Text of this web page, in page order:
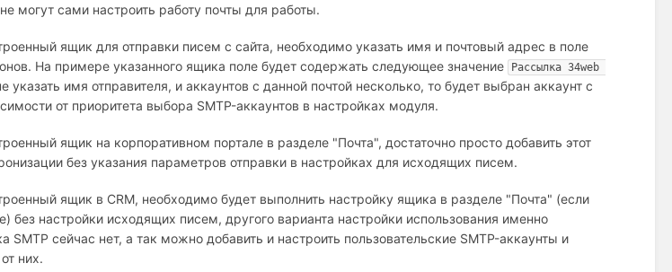
могут сами настроить работу почты для работы.
ящик для отправки писем с сайта, необходимо указать имя и почтовый адрес в поле
На примере указанного ящика поле будет содержать следующее значение
Рассылка 34web
указать имя отправителя, и аккаунтов с данной почтой несколько, то будет выбран аккаунт с
от приоритета выбора SMTP-аккаунтов в настройках модуля.
ящик на корпоративном портале в разделе "Почта", достаточно просто добавить этот
без указания параметров отправки в настройках для исходящих писем.
ящик в CRM, необходимо будет выполнить настройку ящика в разделе "Почта" (если
без настройки исходящих писем, другого варианта настройки использования именно
SMTP сейчас нет, а так можно добавить и настроить пользовательские SMTP-аккаунты и
них.